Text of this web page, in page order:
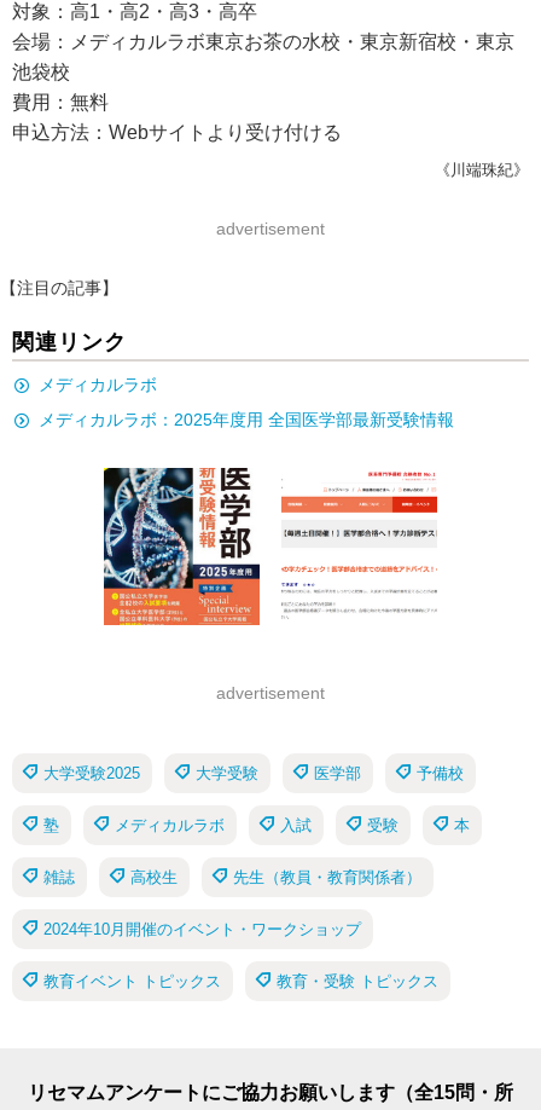
対象：高1・高2・高3・高卒
会場：メディカルラボ東京お茶の水校・東京新宿校・東京
池袋校
費用：無料
申込方法：Webサイトより受け付ける
《川端珠紀》
advertisement
【注目の記事】
関連リンク
メディカルラボ
メディカルラボ：2025年度用 全国医学部最新受験情報
advertisement
大学受験2025 大学受験 医学部 予備校
塾 メディカルラボ 入試 受験 本
雑誌 高校生 先生（教員・教育関係者）
2024年10月開催のイベント・ワークショップ
教育イベント トピックス 教育・受験 トピックス
リセマムアンケートにご協力お願いします（全15問・所